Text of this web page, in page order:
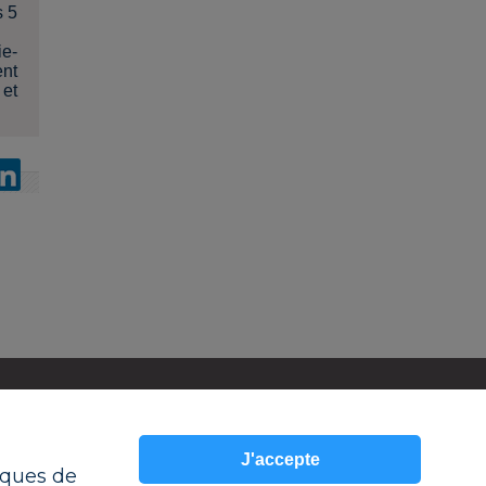
5
MON COMPTE
RAMSAY SERVICES
de
J'accepte